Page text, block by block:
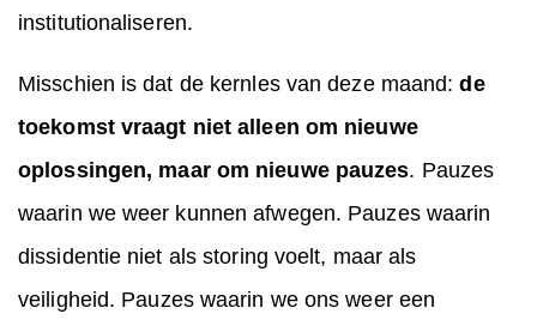
institutionaliseren.
Misschien is dat de kernles van deze maand:de
toekomst vraagt niet alleen om nieuwe
oplossingen, maar om nieuwe pauzes. Pauzes
waarin we weer kunnen afwegen. Pauzes waarin
dissidentie niet als storing voelt, maar als
veiligheid. Pauzes waarin we ons weer een